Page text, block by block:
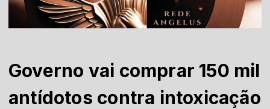
Governo vai comprar 150 mil
antídotos contra intoxicação